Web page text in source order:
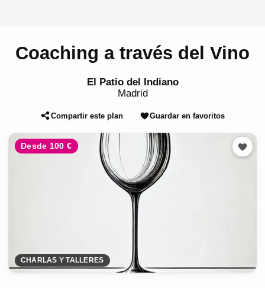
Coaching a través del Vino
El Patio del Indiano
Madrid
Compartir este plan Guardar en favoritos
Desde 100 €
CHARLAS Y TALLERES